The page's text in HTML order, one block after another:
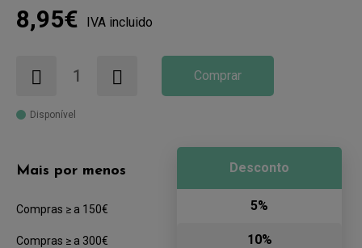
8,95€ IVA incluido
Comprar
Disponível
Mais por menos
Compras ≥ a 150€
Compras ≥ a 300€
Desconto
5%
10%